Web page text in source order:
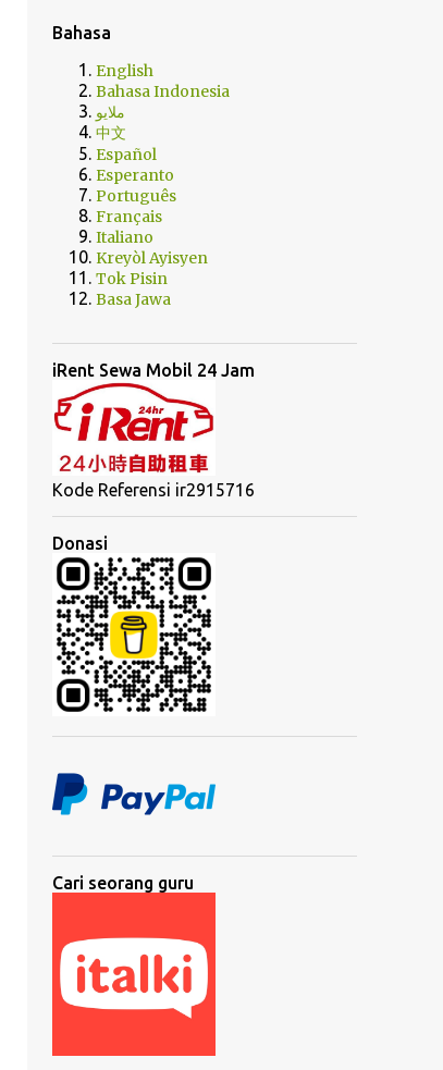
Bahasa
English
Bahasa Indonesia
ملايو
中文
Español
Esperanto
Português
Français
Italiano
Kreyòl Ayisyen
Tok Pisin
Basa Jawa
iRent Sewa Mobil 24 Jam
Kode Referensi ir2915716
Donasi
Cari seorang guru